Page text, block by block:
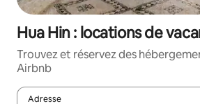
Hua Hin : locations de
Trouvez et réservez des
Airbnb
Adresse